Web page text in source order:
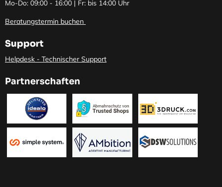
Mo-Do: 09:00 - 16:00 | Fr: bis 14:00 Uhr
Beratungstermin buchen
Support
Helpdesk - Technischer Support
Partnerschaften